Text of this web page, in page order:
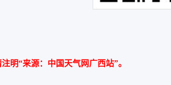
明“来源：中国天气网广西站”。